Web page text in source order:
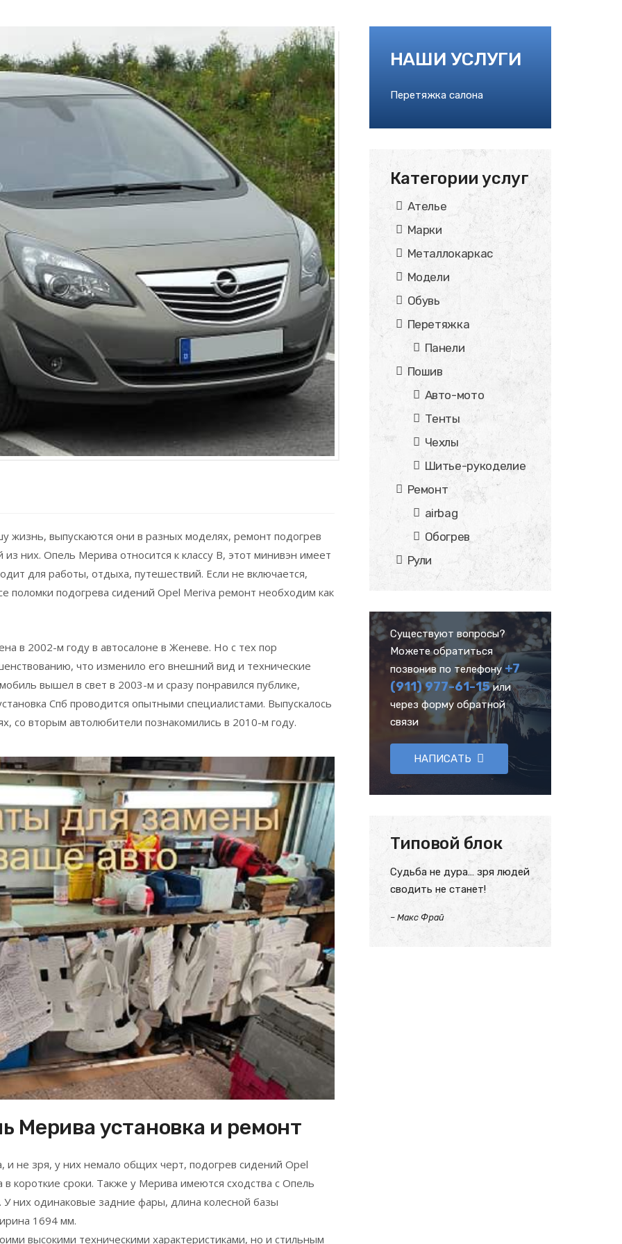
выпускаются они в разных моделях, ремонт подогрев
них. Опель Мерива относится к классу В, этот минивэн имеет
для работы, отдыха, путешествий. Если не включается,
поломки подогрева сидений Opel Meriva ремонт необходим как
в 2002-м году в автосалоне в Женеве. Но с тех пор
что изменило его внешний вид и технические
вышел в свет в 2003-м и сразу понравился публике,
Спб проводится опытными специалистами. Выпускалось
со вторым автолюбители познакомились в 2010-м году.
Мерива установка и ремонт
не зря, у них немало общих черт, подогрев сидений Opel
короткие сроки. Также у Мерива имеются сходства с Опель
У них одинаковые задние фары, длина колесной базы
1694 мм.
высокими техническими характеристиками, но и стильным
НАШИ УСЛУГИ
Перетяжка салона
Категории услуг
Ателье
Марки
Металлокаркас
Модели
Обувь
Перетяжка
Панели
Пошив
Авто-мото
Тенты
Чехлы
Шитье-рукоделие
Ремонт
airbag
Обогрев
Рули
Существуют вопросы?
Можете обратиться
позвонив по телефону +7
(911) 977-61-15или
через форму обратной
связи
НАПИСАТЬ
Типовой блок
Судьба не дура… зря людей
сводить не станет!
– Макс Фрай